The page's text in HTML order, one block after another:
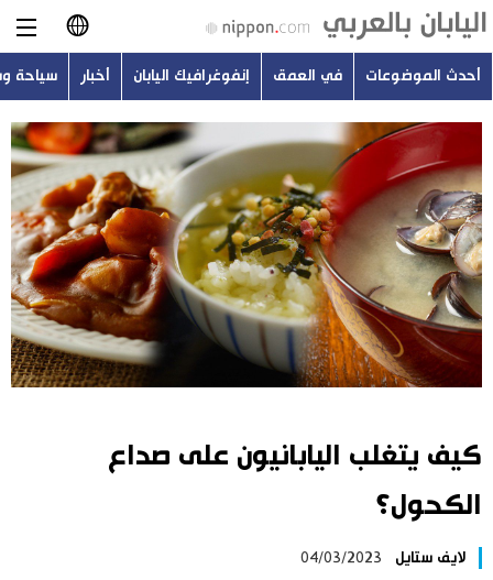
日本語
English
简体字
繁體字
Français
Español
أحدث الموضوعات
في العمق
إنفوغرافيك اليابان
سياحة وسفر
اليابان في فيديو
أحدث الموضوعات في العمق إنفوغرافيك اليابان أخبار سياحة
كيف يتغلب اليابانيون على صداع
الكحول؟
لايف ستايل 04/03/2023